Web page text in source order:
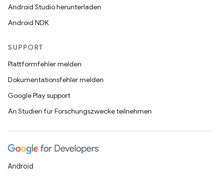
Android Studio herunterladen
Android NDK
SUPPORT
Plattformfehler melden
Dokumentationsfehler melden
Google Play support
An Studien für Forschungszwecke teilnehmen
Android